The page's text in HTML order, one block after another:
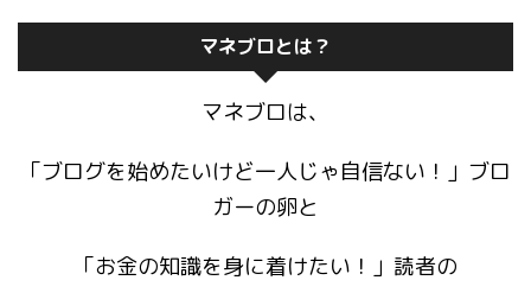
マネブロとは？
マネブロは、
「ブログを始めたいけど一人じゃ自信ない！」ブロ
ガーの卵と
「お金の知識を身に着けたい！」読者の